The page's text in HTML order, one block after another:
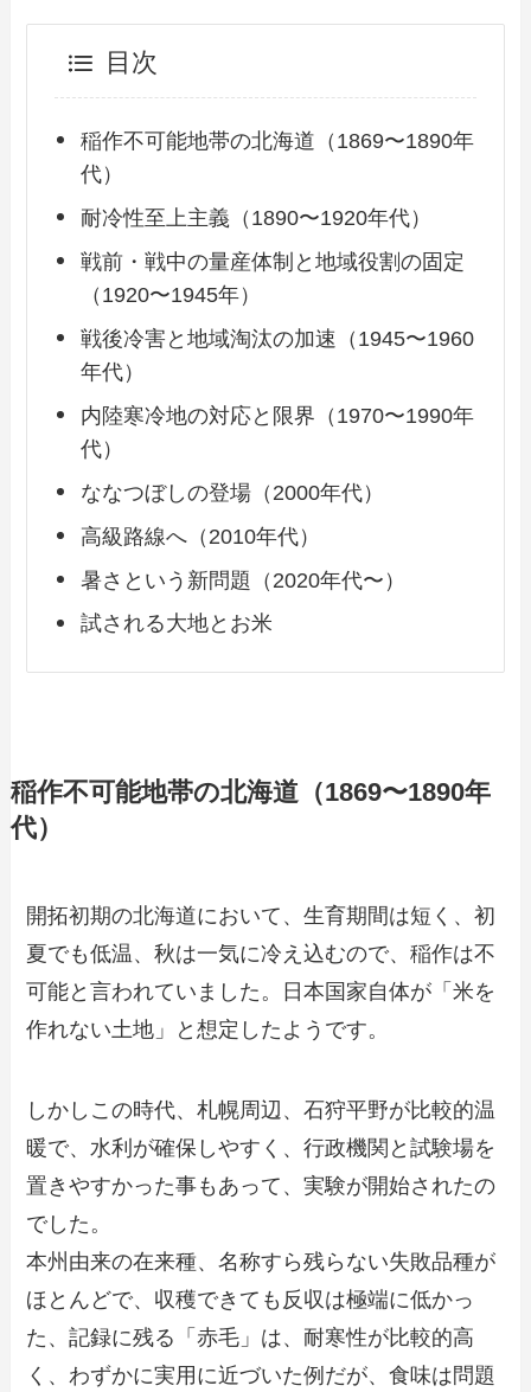
目次
稲作不可能地帯の北海道（1869〜1890年
代）
耐冷性至上主義（1890〜1920年代）
戦前・戦中の量産体制と地域役割の固定
（1920〜1945年）
戦後冷害と地域淘汰の加速（1945〜1960
年代）
内陸寒冷地の対応と限界（1970〜1990年
代）
ななつぼしの登場（2000年代）
高級路線へ（2010年代）
暑さという新問題（2020年代〜）
試される大地とお米
稲作不可能地帯の北海道（1869〜1890年
代）
開拓初期の北海道において、生育期間は短く、初
夏でも低温、秋は一気に冷え込むので、稲作は不
可能と言われていました。日本国家自体が「米を
作れない土地」と想定したようです。
しかしこの時代、札幌周辺、石狩平野が比較的温
暖で、水利が確保しやすく、行政機関と試験場を
置きやすかった事もあって、実験が開始されたの
でした。
本州由来の在来種、名称すら残らない失敗品種が
ほとんどで、収穫できても反収は極端に低かっ
た、記録に残る「赤毛」は、耐寒性が比較的高
く、わずかに実用に近づいた例だが、食味は問題